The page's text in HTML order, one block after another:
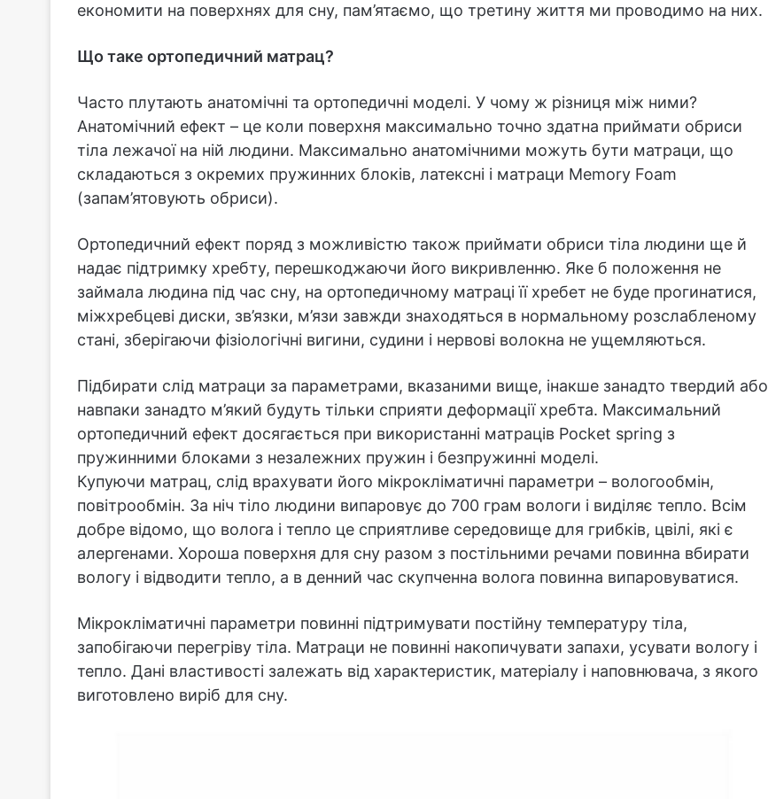
економити на поверхнях для сну, пам’ятаємо, що третину життя ми проводимо на них.
Що таке ортопедичний матрац?
Часто плутають анатомічні та ортопедичні моделі. У чому ж різниця між ними?
Анатомічний ефект – це коли поверхня максимально точно здатна приймати обриси
тіла лежачої на ній людини. Максимально анатомічними можуть бути матраци, що
складаються з окремих пружинних блоків, латексні і матраци Memory Foam
(запам’ятовують обриси).
Ортопедичний ефект поряд з можливістю також приймати обриси тіла людини ще й
надає підтримку хребту, перешкоджаючи його викривленню. Яке б положення не
займала людина під час сну, на ортопедичному матраці її хребет не буде прогинатися,
міжхребцеві диски, зв’язки, м’язи завжди знаходяться в нормальному розслабленому
стані, зберігаючи фізіологічні вигини, судини і нервові волокна не ущемляються.
Підбирати слід матраци за параметрами, вказаними вище, інакше занадто твердий або
навпаки занадто м’який будуть тільки сприяти деформації хребта. Максимальний
ортопедичний ефект досягається при використанні матраців Pocket spring з
пружинними блоками з незалежних пружин і безпружинні моделі.
Купуючи матрац, слід врахувати його мікрокліматичні параметри – вологообмін,
повітрообмін. За ніч тіло людини випаровує до 700 грам вологи і виділяє тепло. Всім
добре відомо, що волога і тепло це сприятливе середовище для грибків, цвілі, які є
алергенами. Хороша поверхня для сну разом з постільними речами повинна вбирати
вологу і відводити тепло, а в денний час скупченна волога повинна випаровуватися.
Мікрокліматичні параметри повинні підтримувати постійну температуру тіла,
запобігаючи перегріву тіла. Матраци не повинні накопичувати запахи, усувати вологу і
тепло. Дані властивості залежать від характеристик, матеріалу і наповнювача, з якого
виготовлено виріб для сну.